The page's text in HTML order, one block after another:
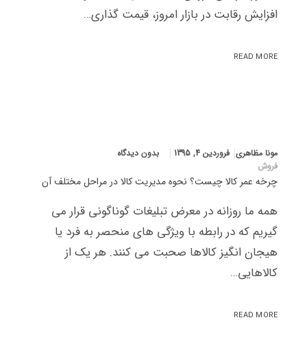
افزایش رقابت در بازار امروز، قیمت گذاری…
READ MORE
مونا مظاهری فروردین 4, 1395
بدون دیدگاه
فروش
چرخه عمر کالا چیست؟ نحوه مدیریت کالا در مراحل مختلف آن
همه ما روزانه در معرض تبلیغات گوناگونی قرار می
گیریم که در رابطه با ویژگی های منحصر به فرد یا
هیجان انگیز کالاها صحبت می کنند. هر یک از
کالاهایی…
READ MORE